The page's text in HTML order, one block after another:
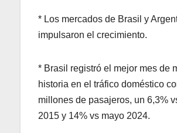
* Los mercados de Brasil y
impulsaron el crecimiento.
* Brasil registró el mejor mes de
historia en el tráfico doméstico
millones de pasajeros, un 6,3%
2015 y 14% vs mayo 2024.